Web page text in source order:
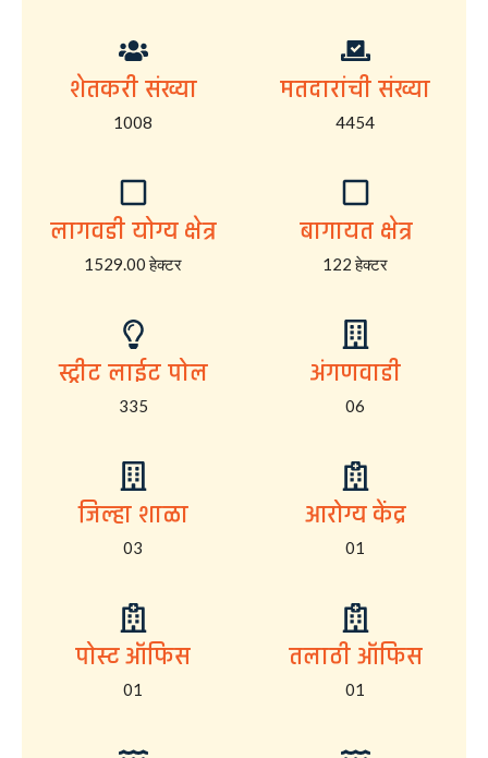
शेतकरी संख्या
1008
मतदारांची संख्या
4454
लागवडी योग्य क्षेत्र
1529.00 हेक्टर
बागायत क्षेत्र
122 हेक्टर
स्ट्रीट लाईट पोल
335
अंगणवाडी
06
जिल्हा शाळा
03
आरोग्य केंद्र
01
पोस्ट ऑफिस
01
तलाठी ऑफिस
01